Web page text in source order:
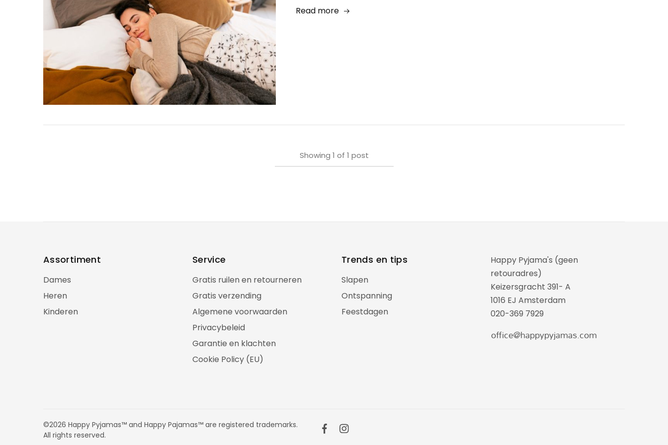
Read more
Showing 1 of 1 post
Assortiment
Dames
Heren
Kinderen
Service
Gratis ruilen en retourneren
Gratis verzending
Algemene voorwaarden
Privacybeleid
Garantie en klachten
Cookie Policy (EU)
Trends en tips
Slapen
Ontspanning
Feestdagen
Happy Pyjama's (geen
retouradres)
Keizersgracht 391- A
1016 EJ Amsterdam
020-369 7929
©2026 Happy Pyjamas™ and Happy Pajamas™ are registered trademarks.
All rights reserved.